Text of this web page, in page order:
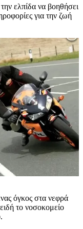
ελπίδα να βοηθήσει
για την ζωή
όγκος στα νεφρά
το νοσοκομείο